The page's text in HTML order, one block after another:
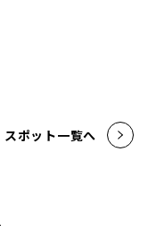
スポット一覧へ